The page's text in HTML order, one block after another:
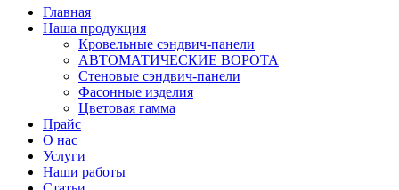
Главная
Наша продукция
Кровельные сэндвич-панели
АВТОМАТИЧЕСКИЕ ВОРОТА
Стеновые сэндвич-панели
Фасонные изделия
Цветовая гамма
Прайс
О нас
Услуги
Наши работы